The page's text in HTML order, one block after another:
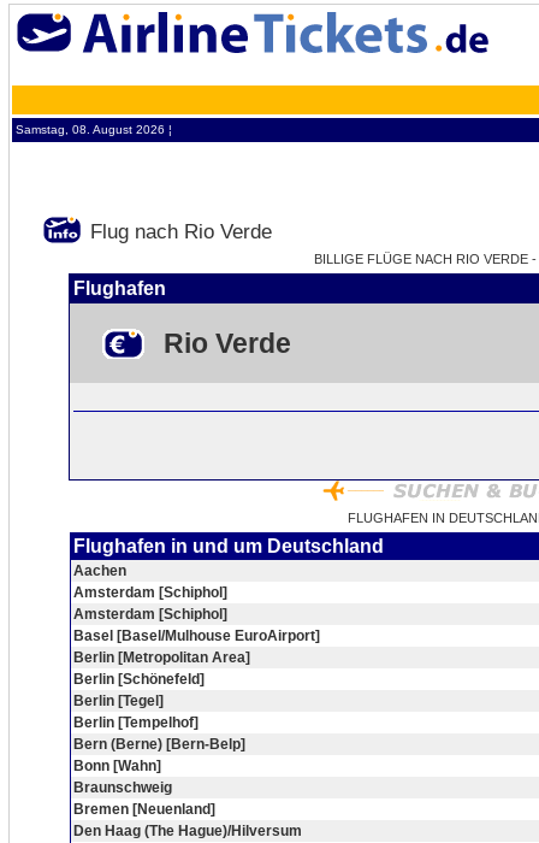
Samstag, 08. August 2026 ¦
Flug nach Rio Verde
BILLIGE FLÜGE NACH RIO VERDE
Flughafen
Rio Verde
FLUGHAFEN IN
Flughafen in und um Deutschland
Aachen
Amsterdam [Schiphol]
Amsterdam [Schiphol]
Basel [Basel/Mulhouse EuroAirport]
Berlin [Metropolitan Area]
Berlin [Schönefeld]
Berlin [Tegel]
Berlin [Tempelhof]
Bern (Berne) [Bern-Belp]
Bonn [Wahn]
Braunschweig
Bremen [Neuenland]
Den Haag (The Hague)/Hilversum